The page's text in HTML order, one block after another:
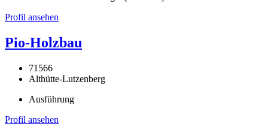
Profil ansehen
Pio-Holzbau
71566
Althütte-Lutzenberg
Ausführung
Profil ansehen